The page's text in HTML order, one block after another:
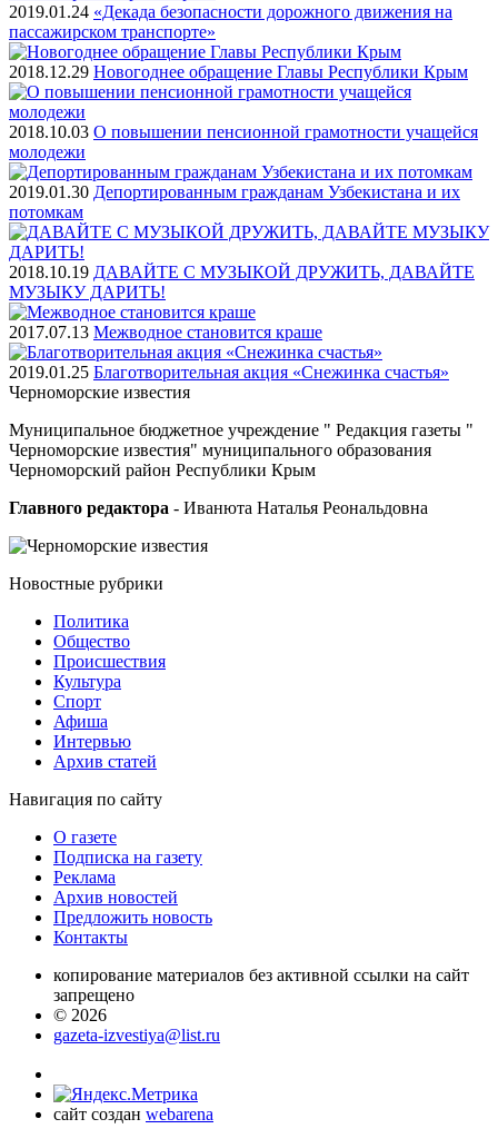
2019.01.24 «Декада безопасности дорожного движения на
пассажирском транспорте»
2018.12.29 Новогоднее обращение Главы Республики Крым
2018.10.03 О повышении пенсионной грамотности учащейся
молодежи
2019.01.30 Депортированным гражданам Узбекистана и их
потомкам
2018.10.19 ДАВАЙТЕ С МУЗЫКОЙ ДРУЖИТЬ, ДАВАЙТЕ
МУЗЫКУ ДАРИТЬ!
2017.07.13 Межводное становится краше
2019.01.25 Благотворительная акция «Снежинка счастья»
Черноморские известия
Муниципальное бюджетное учреждение " Редакция газеты "
Черноморские известия" муниципального образования
Черноморский район Республики Крым
Главного редактора - Иванюта Наталья Реональдовна
Новостные рубрики
Политика
Общество
Проиcшествия
Культура
Спорт
Афиша
Интервью
Архив статей
Навигация по сайту
О газете
Подписка на газету
Реклама
Архив новостей
Предложить новость
Контакты
копирование материалов без активной ссылки на сайт
запрещено
© 2026
gazeta-izvestiya@list.ru
сайт создан webarena